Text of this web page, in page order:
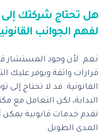
هل تحتاج شركتك
لفهم الجوانب
نعم. لأن وجود المستشار
قرارات واثقة ويوفر عليك
القانونية. قد لا تحتاج
البداية، لكن التعامل مع
تقدم خدمات قانونية يمكن
المدى الطويل.